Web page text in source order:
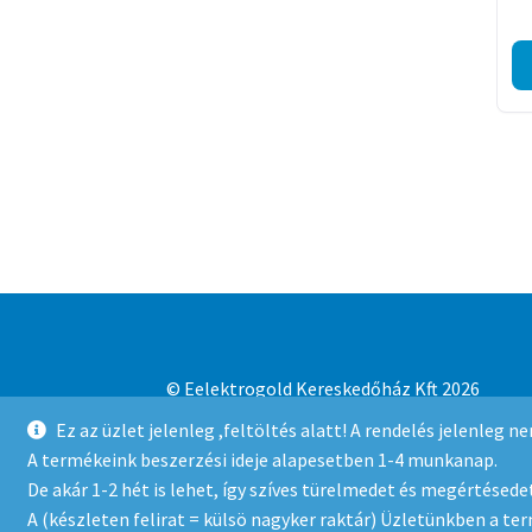
Ez az üzlet jelenleg ,feltöltés alatt! A rendelés jelenleg
A termékeink beszerzési ideje alapesetben 1-4 munkanap.
De akár 1-2 hét is lehet, így szíves türelmedet és
A (készleten felirat = külsö nagyker raktár) Üzletünkben a
© Eelektrogold Kereskedőház Kft 2026
Adatvédelmi irányelvek
Built with